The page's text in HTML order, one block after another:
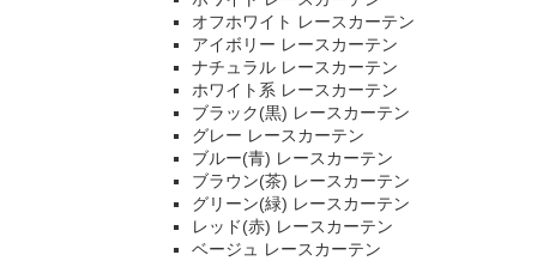
オフホワイト レースカーテン
アイボリー レースカーテン
ナチュラル レースカーテン
ホワイト系 レースカーテン
ブラック(黒) レースカーテン
グレー レースカーテン
ブルー(青) レースカーテン
ブラウン(茶) レースカーテン
グリーン(緑) レースカーテン
レッド(赤) レースカーテン
ベージュ レースカーテン